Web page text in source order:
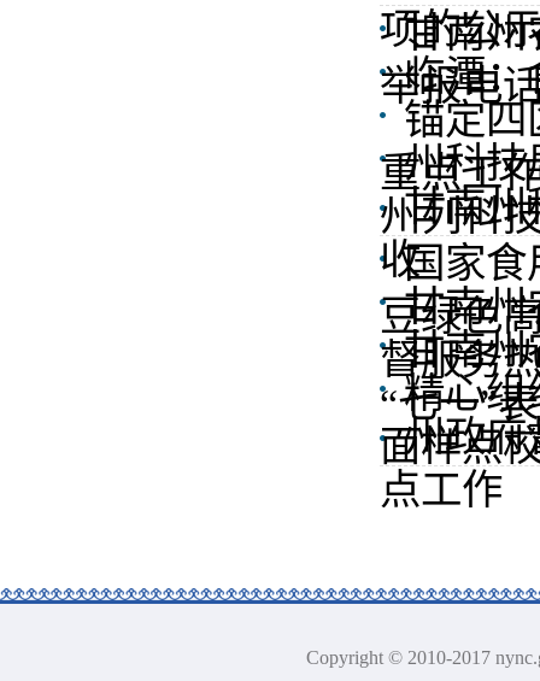
项的公
甘南州
举报电
临潭：
锚定
重点工
州科技
州列科
甘南州
收国家食
豆绿色
甘南州
督服务
甘南州
“七一”
精心组
面样点
州政府
点工作
Copyright © 2010-2017